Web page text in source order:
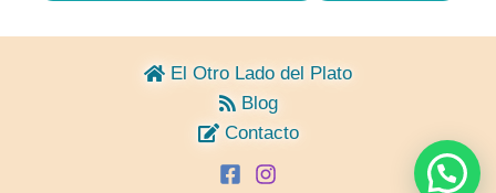
El Otro Lado del Plato
Blog
Contacto